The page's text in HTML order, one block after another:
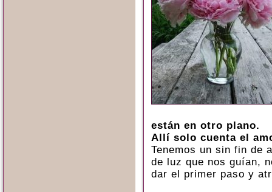
están en otro plano.
Allí solo cuenta el
Tenemos un sin fin de
de luz que nos guían,
dar el primer paso y